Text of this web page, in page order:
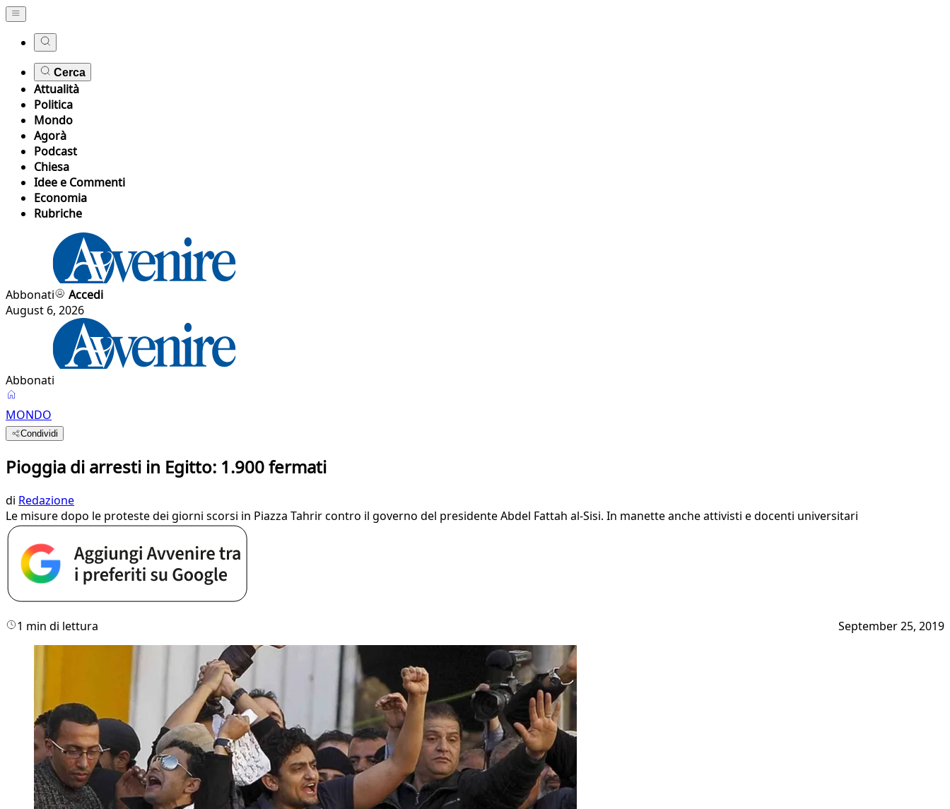
Cerca
Attualità
Politica
Mondo
Agorà
Podcast
Chiesa
Idee e Commenti
Economia
Rubriche
Abbonati
Accedi
August 6, 2026
Abbonati
MONDO
Condividi
Pioggia di arresti in Egitto: 1.900 fermati
di Redazione
Le misure dopo le proteste dei giorni scorsi in Piazza Tahrir contro il governo del presidente Abdel Fattah al-Sisi. In manette anche attivisti e docenti universitari
1 min di lettura September 25, 2019